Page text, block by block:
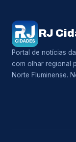
RJ
Portal de notícias
com olhar regional
Norte Fluminense.